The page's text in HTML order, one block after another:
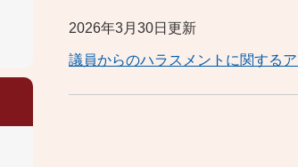
2026年3月30日更新
議員からのハラスメントに関する